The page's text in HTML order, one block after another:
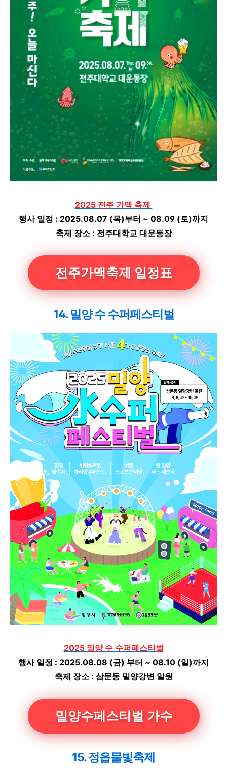
2025 전주 가맥 축제
행사 일정 : 2025.08.07 (목)부터 ~ 08.09 (토)까지
축제 장소 : 전주대학교 대운동장
전주가맥축제 일정표
14. 밀양 수 수퍼페스티벌
2025 밀양 수 수퍼페스티벌
행사 일정 : 2025.08.08 (금) 부터 ~ 08.10 (일)까지
축제 장소 : 삼문동 밀양강변 일원
밀양수페스티벌 가수
15. 정읍물빛축제